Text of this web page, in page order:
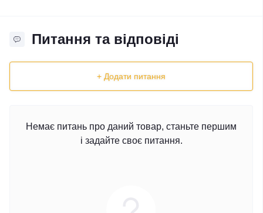
Питання та відповіді
+ Додати питання
Немає питань про даний товар, станьте першим
і задайте своє питання.